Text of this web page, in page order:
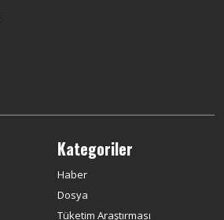
Kategoriler
Haber
Dosya
Tüketim Araştırması